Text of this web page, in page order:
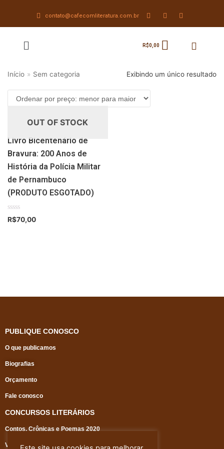
Pular
para
contato@cafecomliteratura.com.br
R$0,00
Início » Sem categoria Exibindo um único resultado
OUT OF STOCK
Livro Bicentenário de
Bravura: 200 Anos de
História da Polícia Militar
de Pernambuco
(PRODUTO ESGOTADO)
Avaliação
0
R$70,00
PUBLIQUE CONOSCO
O que publicamos
Biografias
Orçamento
Fale conosco
CONCURSOS LITERÁRIOS
Contos, Crônicas e Poemas 2020
Vencedores do concurso literário 2020